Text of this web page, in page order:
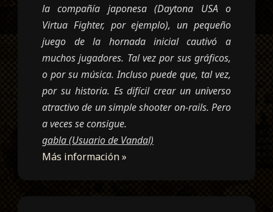
la compañía japonesa (Daytona USA o
Virtua Fighter, por ejemplo), un pequeño
juego de la hornada inicial cautivó a
muchos jugadores. Tal vez por sus gráficos,
o por su música. Incluso puede que, tal vez,
por su historia. Es difícil crear un universo
atractivo de un simple shooter on-rails. Pero
a veces se consigue.
gabla (Usuario de Vandal)
Más información »